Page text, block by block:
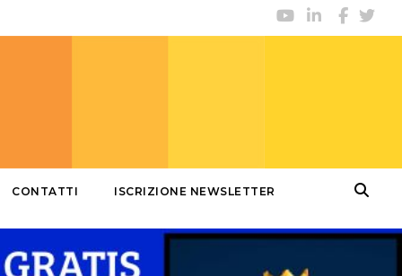
CONTATTI ISCRIZIONE NEWSLETTER